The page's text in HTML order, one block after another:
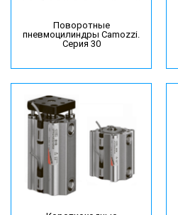
Поворотные
пневмоцилиндры Camozzi.
Серия 30